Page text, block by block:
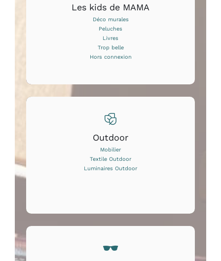
Les kids de MAMA
Déco murales
Peluches
Livres
Trop belle
Hors connexion
Outdoor
Mobilier
Textile Outdoor
Luminaires Outdoor